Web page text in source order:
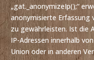
„gat._anonymizeIp();“
anonymisierte Erfassung
zu gewährleisten. Ist die
IP-Adressen innerhalb
Union oder in anderen